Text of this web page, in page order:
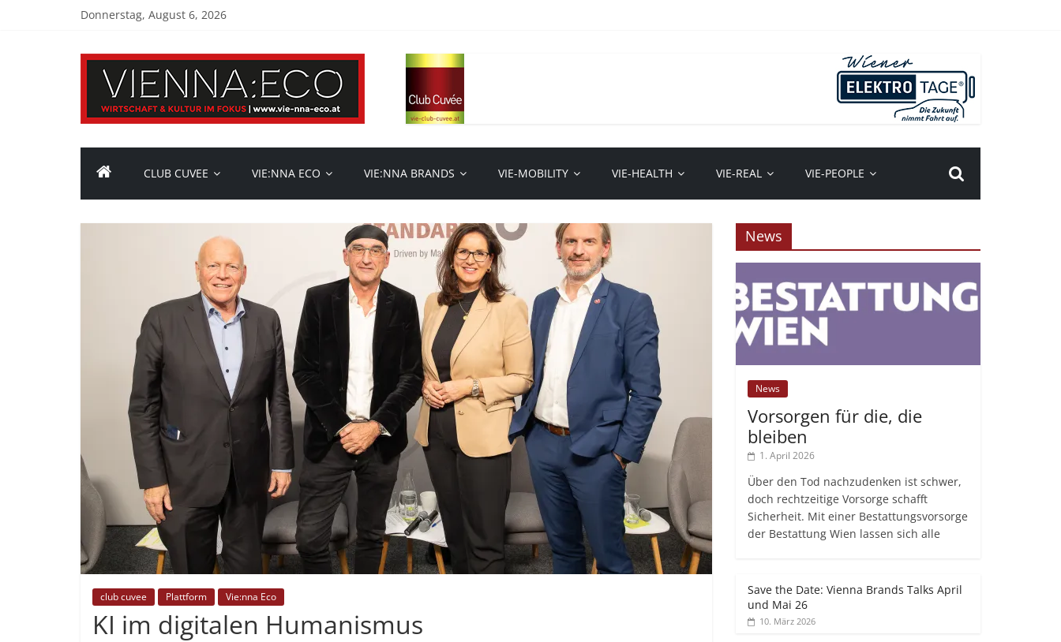
Donnerstag, August 6, 2026
CLUB CUVEE VIE:NNA ECO VIE:NNA BRANDS VIE-MOBILITY VIE-HEALTH VIE-REAL VIE-PEOPLE
club cuvee Plattform Vie:nna Eco
KI im digitalen Humanismus
News
News
Vorsorgen für die, die
bleiben
1. April 2026
Über den Tod nachzudenken ist schwer,
doch rechtzeitige Vorsorge schafft
Sicherheit. Mit einer Bestattungsvorsorge
der Bestattung Wien lassen sich alle
Save the Date: Vienna Brands Talks April
und Mai 26
10. März 2026